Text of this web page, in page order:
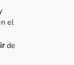
el
de